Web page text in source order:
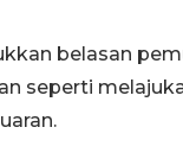
belasan
seperti